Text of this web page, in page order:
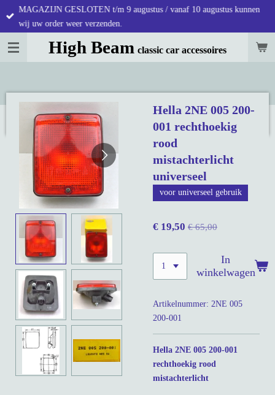
Ga
direct
naar
de
High Beam classic car accessoires
MAGAZIJN GESLOTEN t/m 9 augustus / vanaf 10 augustus kunnen
wij uw order weer verzenden.
Hella 2NE 005 200-
001 rechthoekig
rood
mistachterlicht
universeel
voor universeel gebruik
€ 19,50 € 65,00
In
winkelwagen
Artikelnummer: 2NE 005
200-001
Hella 2NE 005 200-001
rechthoekig rood
mistachterlicht